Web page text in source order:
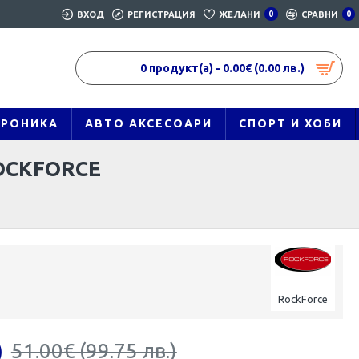
ВХОД РЕГИСТРАЦИЯ ЖЕЛАНИ 0 СРАВНИ 0
0 продукт(а) - 0.00€ (0.00 лв.)
АВТО АКСЕСОАРИ СПОРТ И ХОБИ
RockForce
51.00€ (99.75 лв.)